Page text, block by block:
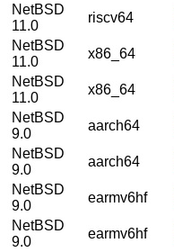
NetBSD
11.0
riscv64
NetBSD
11.0
x86_64
NetBSD
11.0
x86_64
NetBSD
9.0
aarch64
NetBSD
9.0
aarch64
NetBSD
9.0
earmv6hf
NetBSD
9.0
earmv6hf